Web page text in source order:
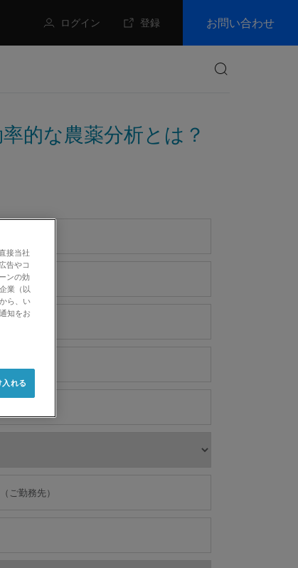
ログイン 登録 お問い合わせ
的な農薬分析とは？
接当社
告やコ
ンの効
業（以
ら、い
知をお
れる